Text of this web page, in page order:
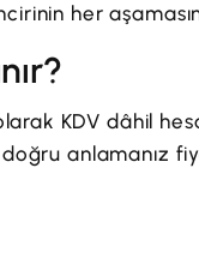
her
KDV dâhil
anlamanız